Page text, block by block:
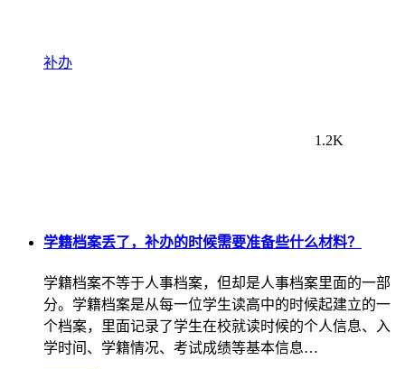
补办
1.2K
学籍档案丢了，补办的时候需要准备些什么材料？
学籍档案不等于人事档案，但却是人事档案里面的一部
分。学籍档案是从每一位学生读高中的时候起建立的一
个档案，里面记录了学生在校就读时候的个人信息、入
学时间、学籍情况、考试成绩等基本信息…